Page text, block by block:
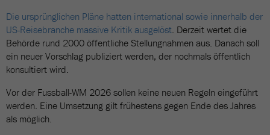
Die ursprünglichen Pläne hatten international sowie innerhalb der
US-Reisebranche massive Kritik ausgelöst. Derzeit wertet die
Behörde rund 2000 öffentliche Stellungnahmen aus. Danach soll
ein neuer Vorschlag publiziert werden, der nochmals öffentlich
konsultiert wird.
Vor der Fussball-WM 2026 sollen keine neuen Regeln eingeführt
werden. Eine Umsetzung gilt frühestens gegen Ende des Jahres
als möglich.